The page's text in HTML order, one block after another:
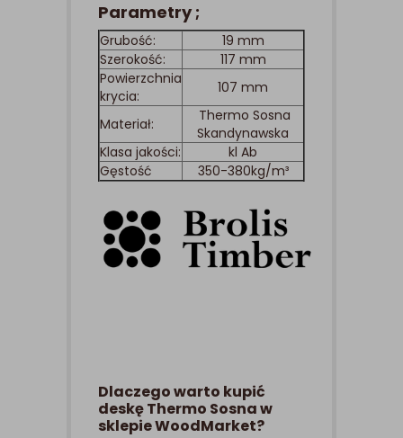
Parametry ;
Grubość:
19 mm
Szerokość:
117 mm
Powierzchnia
krycia:
107 mm
Materiał:
Thermo Sosna
Skandynawska
Klasa jakości:
kl Ab
Gęstość
350-380kg/m³
Dlaczego warto kupić
deskę Thermo Sosna w
sklepie WoodMarket?